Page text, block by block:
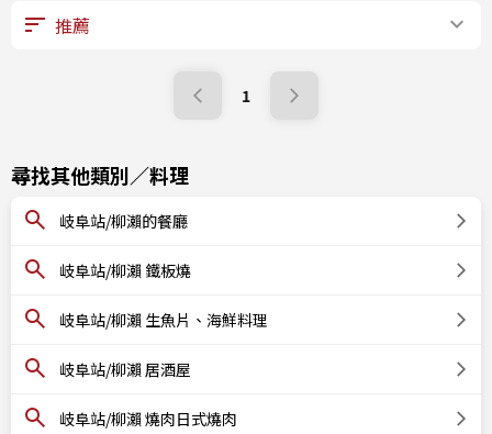
1
尋找其他類別／料理
岐阜站/柳瀨的餐廳
岐阜站/柳瀨 鐵板燒
岐阜站/柳瀨 生魚片、海鮮料理
岐阜站/柳瀨 居酒屋
岐阜站/柳瀨 燒肉日式燒肉